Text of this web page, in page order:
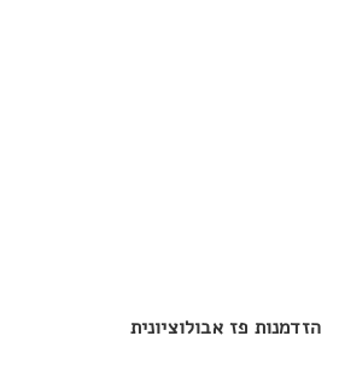
הזדמנות פז אבולוציונית